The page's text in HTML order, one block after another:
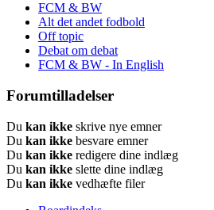
FCM & BW
Alt det andet fodbold
Off topic
Debat om debat
FCM & BW - In English
Forumtilladelser
Du kan ikke skrive nye emner
Du kan ikke besvare emner
Du kan ikke redigere dine indlæg
Du kan ikke slette dine indlæg
Du kan ikke vedhæfte filer